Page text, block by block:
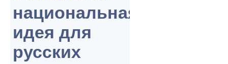
национальная
идея для
русских